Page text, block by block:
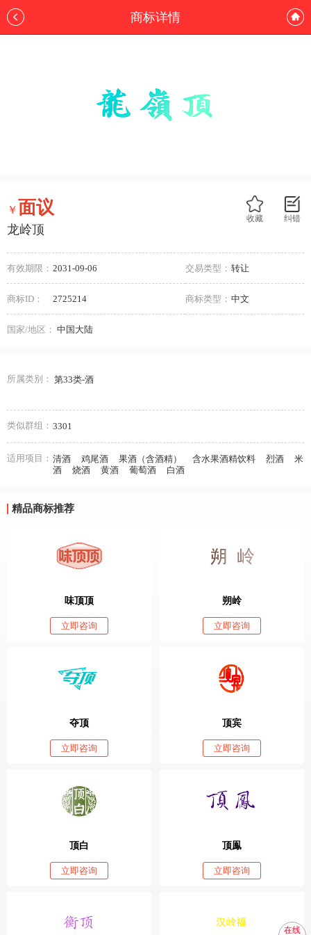
商标详情
纠错
收藏
￥面议
龙岭顶
有效期限： 2031-09-06 交易类型： 转让
商标ID： 2725214 商标类型： 中文
国家/地区： 中国大陆
所属类别： 第33类-酒
类似群组： 3301
适用项目： 清酒 鸡尾酒 果酒（含酒精） 含水果酒精饮料 烈酒
米
酒
烧酒 黄酒 葡萄酒 白酒
精品商标推荐
味顶顶
立即咨询
朔岭
立即咨询
夺顶
立即咨询
顶宾
立即咨询
顶白
立即咨询
顶鳯
立即咨询
在线